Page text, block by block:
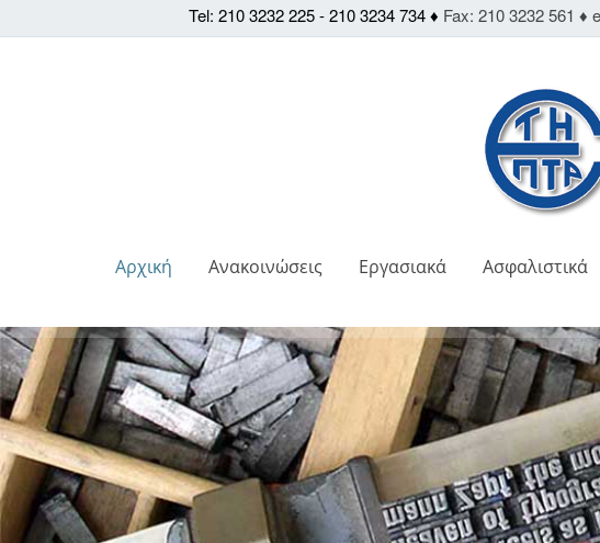
Tel: 210 3232 225 - 210 3234 734 ♦ Fax: 210 3232 561 ♦
Αρχική Ανακοινώσεις Εργασιακά Ασφαλιστικά